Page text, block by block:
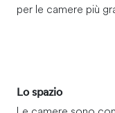
per le camere più
Lo spazio